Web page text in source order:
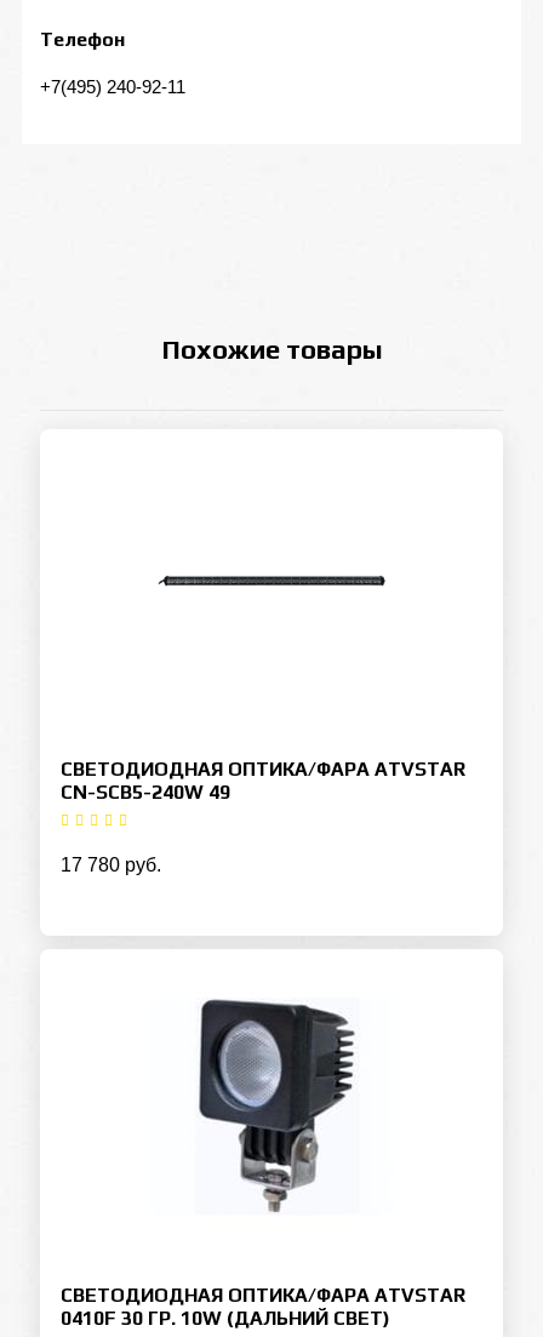
Телефон
+7(495) 240-92-11
Похожие товары
СВЕТОДИОДНАЯ ОПТИКА/ФАРА ATVSTAR
CN-SCB5-240W 49
17 780 руб.
СВЕТОДИОДНАЯ ОПТИКА/ФАРА ATVSTAR
0410F 30 ГР. 10W (ДАЛЬНИЙ СВЕТ)